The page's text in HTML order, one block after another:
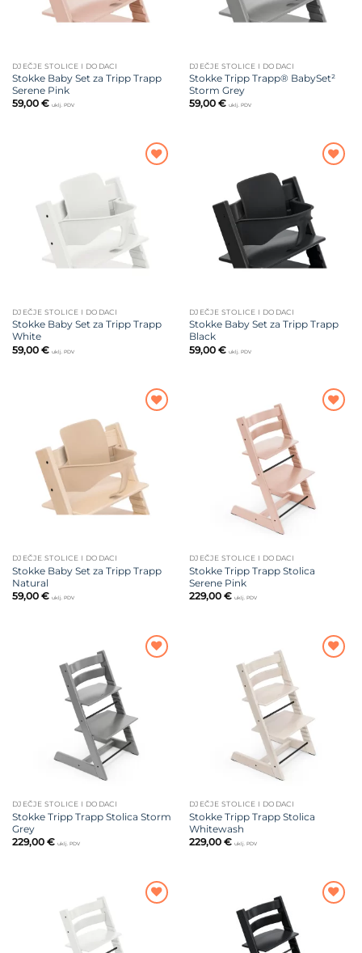
DJEČJE STOLICE I DODACI
Stokke Baby Set za Tripp Trapp
Serene Pink
59,00 € uklj. PDV
DJEČJE STOLICE I DODACI
Stokke Tripp Trapp® BabySet²
Storm Grey
59,00 € uklj. PDV
DJEČJE STOLICE I DODACI
Stokke Baby Set za Tripp Trapp
White
59,00 € uklj. PDV
DJEČJE STOLICE I DODACI
Stokke Baby Set za Tripp Trapp
Black
59,00 € uklj. PDV
DJEČJE STOLICE I DODACI
Stokke Baby Set za Tripp Trapp
Natural
59,00 € uklj. PDV
DJEČJE STOLICE I DODACI
Stokke Tripp Trapp Stolica
Serene Pink
229,00 € uklj. PDV
DJEČJE STOLICE I DODACI
Stokke Tripp Trapp Stolica Storm
Grey
229,00 € uklj. PDV
DJEČJE STOLICE I DODACI
Stokke Tripp Trapp Stolica
Whitewash
229,00 € uklj. PDV